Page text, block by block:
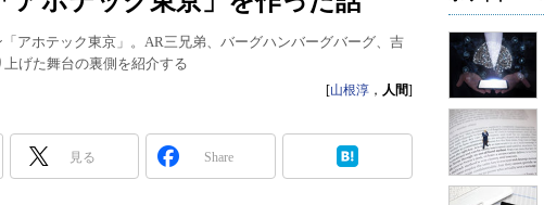
Database Expert
Linux ＆ OSS
Master of IP Network
Security & Trust
アホテック東京」。AR三兄弟、バーグハンバーグバーグ、吉
げた舞台の裏側を紹介する
[山根淳 ， 人間]
見る Share